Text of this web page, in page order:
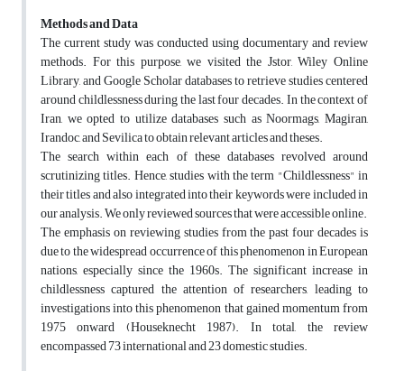
Methods and Data
The current study was conducted using documentary and review
methods. For this purpose, we visited the Jstor, Wiley Online
Library, and Google Scholar databases to retrieve studies centered
around childlessness during the last four decades. In the context of
Iran, we opted to utilize databases such as Noormags, Magiran,
Irandoc, and Sevilica to obtain relevant articles and theses.
The search within each of these databases revolved around
scrutinizing titles. Hence, studies with the term "Childlessness" in
their titles and also integrated into their keywords were included in
our analysis. We only reviewed sources that were accessible online.
The emphasis on reviewing studies from the past four decades is
due to the widespread occurrence of this phenomenon in European
nations, especially since the 1960s. The significant increase in
childlessness captured the attention of researchers, leading to
investigations into this phenomenon that gained momentum from
1975 onward (Houseknecht 1987). In total, the review
encompassed 73 international and 23 domestic studies.